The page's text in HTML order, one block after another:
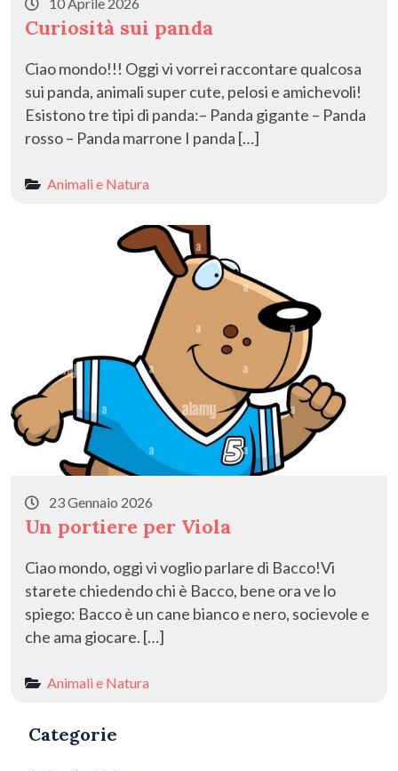
Curiosità sui panda
Ciao mondo!!! Oggi vi vorrei raccontare qualcosa
sui panda, animali super cute, pelosi e amichevoli!
Esistono tre tipi di panda:– Panda gigante – Panda
rosso – Panda marrone I panda […]
Animali e Natura
23 Gennaio 2026
Un portiere per Viola
Ciao mondo, oggi vi voglio parlare di Bacco!Vi
starete chiedendo chi è Bacco, bene ora ve lo
spiego: Bacco è un cane bianco e nero, socievole e
che ama giocare. […]
Animali e Natura
Categorie